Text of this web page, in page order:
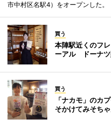
市中村区名駅4）をオープンした。
買う
本陣駅近くのフ
ーアル ドーナツ
買う
「ナカモ」のカ
そかけてみそちゃ